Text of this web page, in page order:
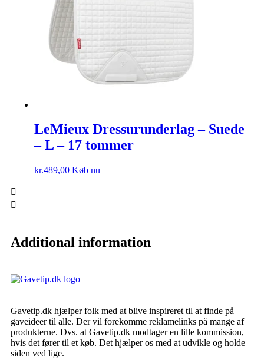
LeMieux Dressurunderlag – Suede
– L – 17 tommer
kr.489,00 Køb nu
Additional information
Gavetip.dk hjælper folk med at blive inspireret til at finde på
gaveideer til alle. Der vil forekomme reklamelinks på mange af
produkterne. Dvs. at Gavetip.dk modtager en lille kommission,
hvis det fører til et køb. Det hjælper os med at udvikle og holde
siden ved lige.